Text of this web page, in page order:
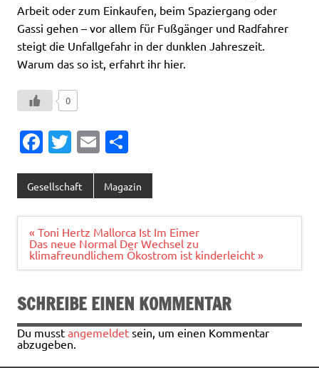
Arbeit oder zum Einkaufen, beim Spaziergang oder
Gassi gehen – vor allem für Fußgänger und Radfahrer
steigt die Unfallgefahr in der dunklen Jahreszeit.
Warum das so ist, erfahrt ihr hier.
0
Fa
e
b
o
o
k
T
it
te
r
E
ai
l
le
n
Gesellschaft Magazin
Beitragsnavigation
« Toni Hertz Mallorca Ist Im Eimer
Das neue Normal Der Wechsel zu
klimafreundlichem Ökostrom ist kinderleicht »
SCHREIBE EINEN KOMMENTAR
Du musst angemeldet sein, um einen Kommentar
abzugeben.